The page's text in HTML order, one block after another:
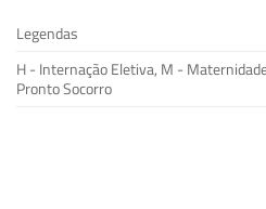
Legendas
H - Internação Eletiva, M -
Pronto Socorro